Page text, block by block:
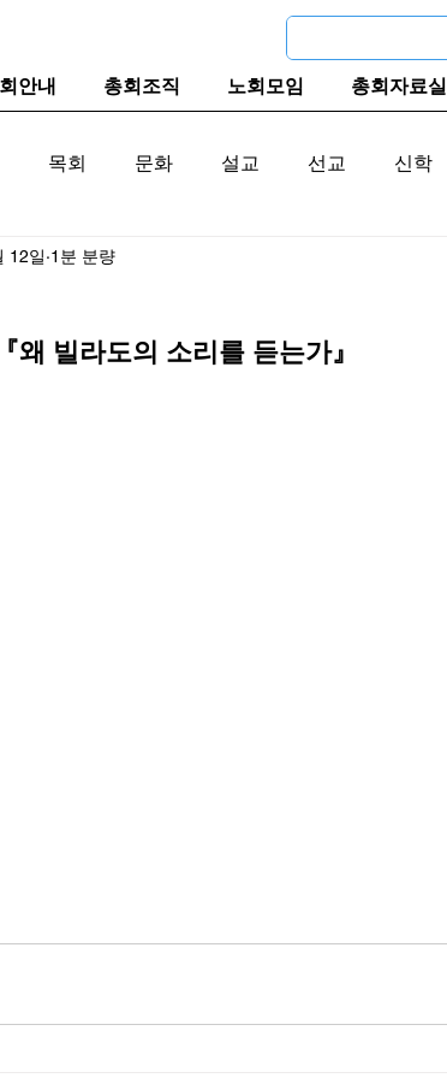
안내 총회조직 노회모임 총회자료실
목회 문화 설교 선교 신학
계 교단역사
12일 1분 분량
빌라도의 소리를 듣는가』